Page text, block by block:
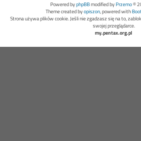
Powered byphpBBmodified byPrzemo©
Theme created byopiszon, powered with
Strona używa plików cookie. Jeśli nie zgadzasz się na to,
swojej przeglądarce.
my.pentax.org.pl